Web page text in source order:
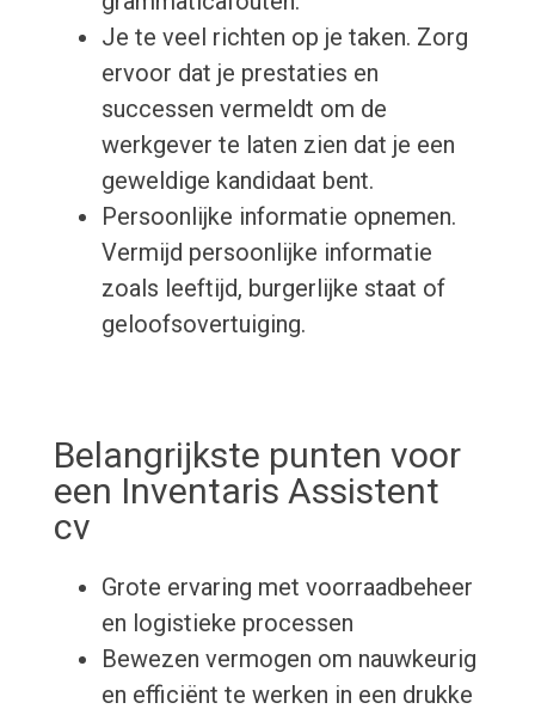
Je te veel richten op je taken. Zorg
ervoor dat je prestaties en
successen vermeldt om de
werkgever te laten zien dat je een
geweldige kandidaat bent.
Persoonlijke informatie opnemen.
Vermijd persoonlijke informatie
zoals leeftijd, burgerlijke staat of
geloofsovertuiging.
Belangrijkste punten voor
een Inventaris Assistent
cv
Grote ervaring met voorraadbeheer
en logistieke processen
Bewezen vermogen om nauwkeurig
en efficiënt te werken in een drukke